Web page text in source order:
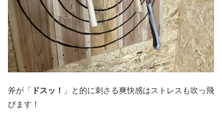
斧が「 ドスッ！
」と的に刺さる爽快感はストレスも吹っ飛
びます！